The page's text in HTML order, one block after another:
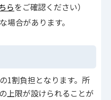
らをご確認ください）
合があります。
1割負担となります。所
上限が設けられることが